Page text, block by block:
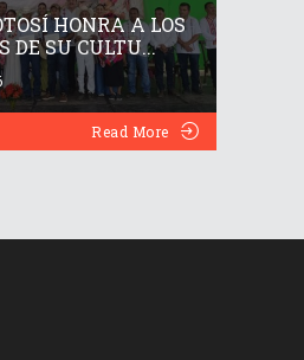
HONRA A LOS
DE SU CULTU...
Read More